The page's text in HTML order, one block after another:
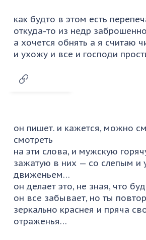
как будто в этом есть
откуда-то из недр
а хочется обнять а я считаю
и ухожу и все и господи
он пишет. и кажется, можно
смотреть
на эти слова, и мужскую
зажатую в них — со слепым и
движеньем…
он делает это, не зная, что
он все забывает, но ты
зеркально краснея и пряча
отраженья…